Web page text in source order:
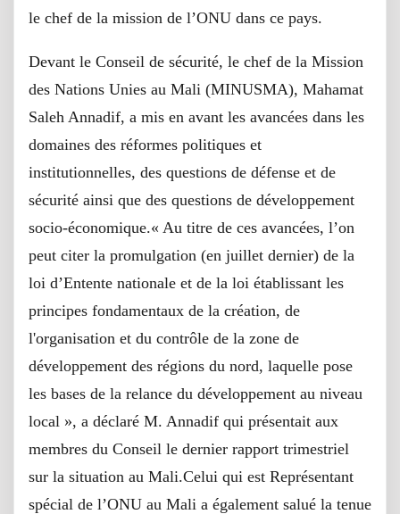
le chef de la mission de l’ONU dans ce pays.
Devant le Conseil de sécurité, le chef de la Mission
des Nations Unies au Mali (MINUSMA), Mahamat
Saleh Annadif, a mis en avant les avancées dans les
domaines des réformes politiques et
institutionnelles, des questions de défense et de
sécurité ainsi que des questions de développement
socio-économique.« Au titre de ces avancées, l’on
peut citer la promulgation (en juillet dernier) de la
loi d’Entente nationale et de la loi établissant les
principes fondamentaux de la création, de
l'organisation et du contrôle de la zone de
développement des régions du nord, laquelle pose
les bases de la relance du développement au niveau
local », a déclaré M. Annadif qui présentait aux
membres du Conseil le dernier rapport trimestriel
sur la situation au Mali.Celui qui est Représentant
spécial de l’ONU au Mali a également salué la tenue